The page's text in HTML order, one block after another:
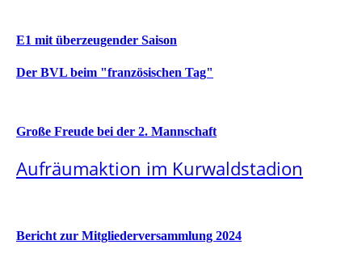
E1 mit überzeugender Saison
Der BVL beim "französischen Tag"
Große Freude bei der 2. Mannschaft
Aufräumaktion im Kurwaldstadion
Bericht zur Mitgliederversammlung 2024